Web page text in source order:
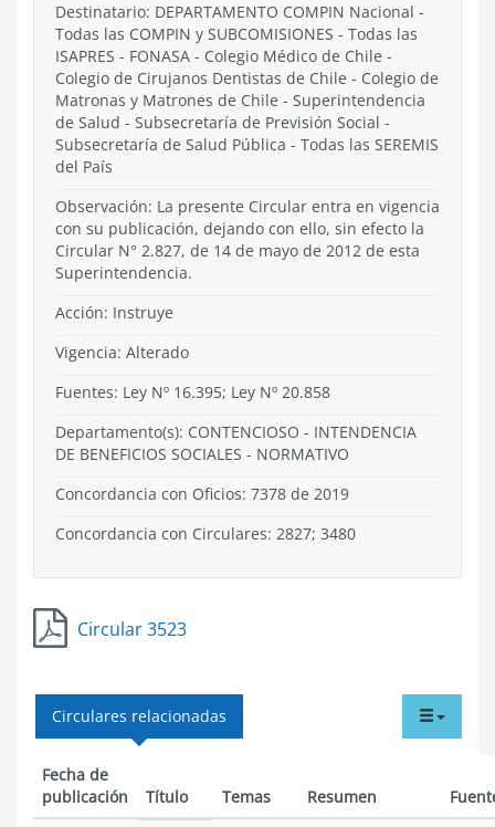
Destinatario: DEPARTAMENTO COMPIN Nacional -
Todas las COMPIN y SUBCOMISIONES - Todas las
ISAPRES - FONASA - Colegio Médico de Chile -
Colegio de Cirujanos Dentistas de Chile - Colegio de
Matronas y Matrones de Chile - Superintendencia
de Salud - Subsecretaría de Previsión Social -
Subsecretaría de Salud Pública - Todas las SEREMIS
del País
Observación: La presente Circular entra en vigencia
con su publicación, dejando con ello, sin efecto la
Circular N° 2.827, de 14 de mayo de 2012 de esta
Superintendencia.
Acción: Instruye
Vigencia: Alterado
Fuentes: Ley Nº 16.395; Ley Nº 20.858
Departamento(s): CONTENCIOSO - INTENDENCIA
DE BENEFICIOS SOCIALES - NORMATIVO
Concordancia con Oficios: 7378 de 2019
Concordancia con Circulares: 2827; 3480
Circular 3523
menu
Circulares relacionadas
Fecha de
publicación
Título Temas Resumen